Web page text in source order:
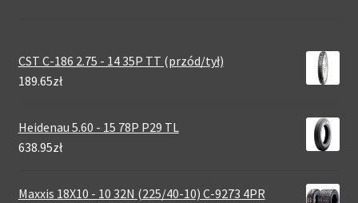
CST C-186 2.75 - 14 35P TT (przód/tył)
189.65zł
Heidenau 5.60 - 15 78P P29 TL
638.95zł
Maxxis 18X10 - 10 32N (225/40-10) C-9273 4PR